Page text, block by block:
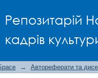
Репозитарій
кадрів
→ Автореферати та